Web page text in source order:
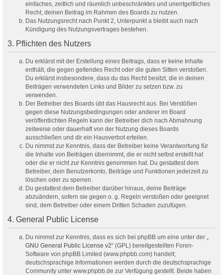
einfaches, zeitlich und räumlich unbeschränktes und unentgeltliches
Recht, deinen Beitrag im Rahmen des Boards zu nutzen.
Das Nutzungsrecht nach Punkt 2, Unterpunkt a bleibt auch nach
Kündigung des Nutzungsvertrages bestehen.
3. Pflichten des Nutzers
Du erklärst mit der Erstellung eines Beitrags, dass er keine Inhalte
enthält, die gegen geltendes Recht oder die guten Sitten verstoßen.
Du erklärst insbesondere, dass du das Recht besitzt, die in deinen
Beiträgen verwendeten Links und Bilder zu setzen bzw. zu
verwenden.
Der Betreiber des Boards übt das Hausrecht aus. Bei Verstößen
gegen diese Nutzungsbedingungen oder anderer im Board
veröffentlichten Regeln kann der Betreiber dich nach Abmahnung
zeitweise oder dauerhaft von der Nutzung dieses Boards
ausschließen und dir ein Hausverbot erteilen.
Du nimmst zur Kenntnis, dass der Betreiber keine Verantwortung für
die Inhalte von Beiträgen übernimmt, die er nicht selbst erstellt hat
oder die er nicht zur Kenntnis genommen hat. Du gestattest dem
Betreiber, dein Benutzerkonto, Beiträge und Funktionen jederzeit zu
löschen oder zu sperren.
Du gestattest dem Betreiber darüber hinaus, deine Beiträge
abzuändern, sofern sie gegen o. g. Regeln verstoßen oder geeignet
sind, dem Betreiber oder einem Dritten Schaden zuzufügen.
4. General Public License
Du nimmst zur Kenntnis, dass es sich bei phpBB um eine unter der „
GNU General Public License v2“ (GPL) bereitgestellten Foren-
Software von phpBB Limited (www.phpbb.com) handelt;
deutschsprachige Informationen werden durch die deutschsprachige
Community unter www.phpbb.de zur Verfügung gestellt. Beide haben